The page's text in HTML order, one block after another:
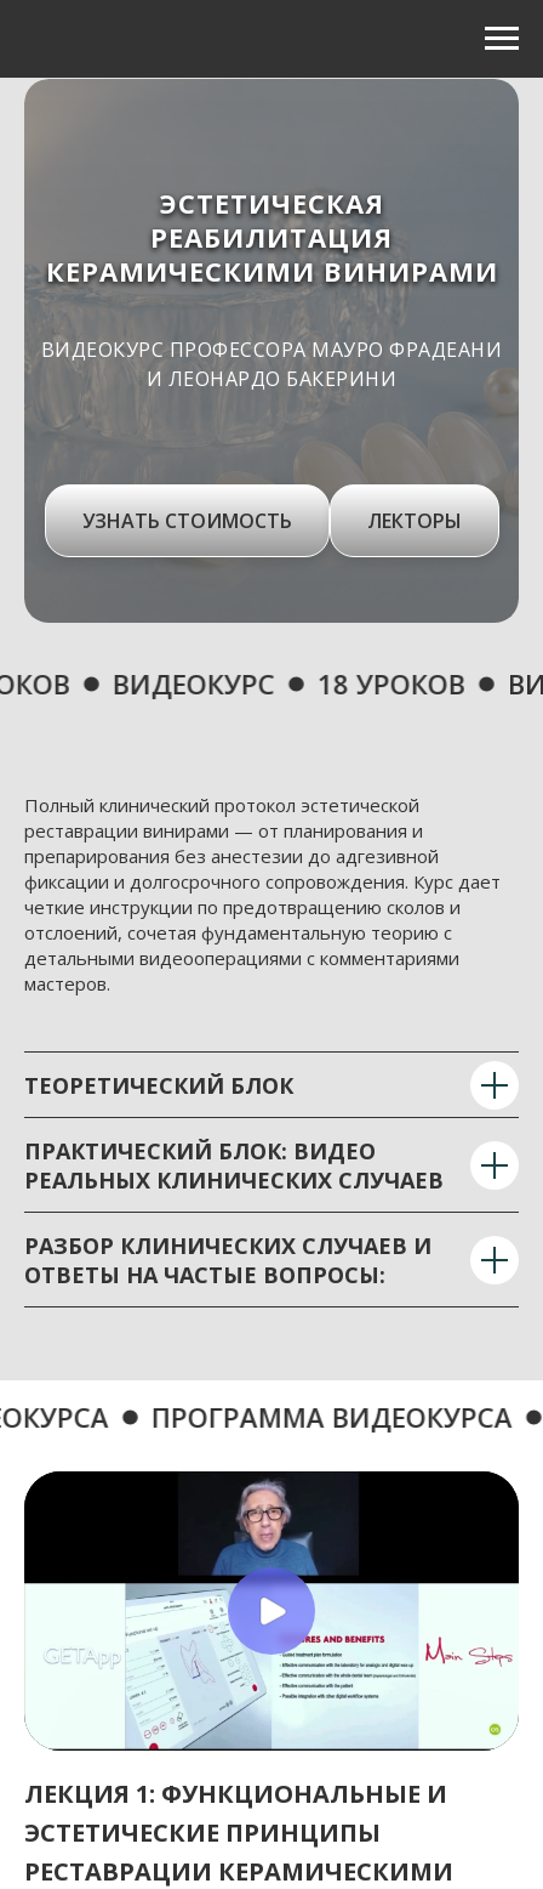
ЭСТЕТИЧЕСКАЯ
РЕАБИЛИТАЦИЯ
КЕРАМИЧЕСКИМИ ВИНИРАМИ
ВИДЕОКУРС ПРОФЕССОРА МАУРО ФРАДЕАНИ
И ЛЕОНАРДО БАКЕРИНИ
УЗНАТЬ СТОИМОСТЬ ЛЕКТОРЫ
18 УРОКОВ ВИДЕОКУРС
Полный клинический протокол эстетической
реставрации винирами — от планирования и
препарирования без анестезии до адгезивной
фиксации и долгосрочного сопровождения. Курс дает
четкие инструкции по предотвращению сколов и
отслоений, сочетая фундаментальную теорию с
детальными видеооперациями с комментариями
мастеров.
ТЕОРЕТИЧЕСКИЙ БЛОК
ПРАКТИЧЕСКИЙ БЛОК: ВИДЕО
РЕАЛЬНЫХ КЛИНИЧЕСКИХ СЛУЧАЕВ
РАЗБОР КЛИНИЧЕСКИХ СЛУЧАЕВ И
ОТВЕТЫ НА ЧАСТЫЕ ВОПРОСЫ:
ПРОГРАММА ВИДЕОКУРСА
ЛЕКЦИЯ 1: ФУНКЦИОНАЛЬНЫЕ И
ЭСТЕТИЧЕСКИЕ ПРИНЦИПЫ
РЕСТАВРАЦИИ КЕРАМИЧЕСКИМИ